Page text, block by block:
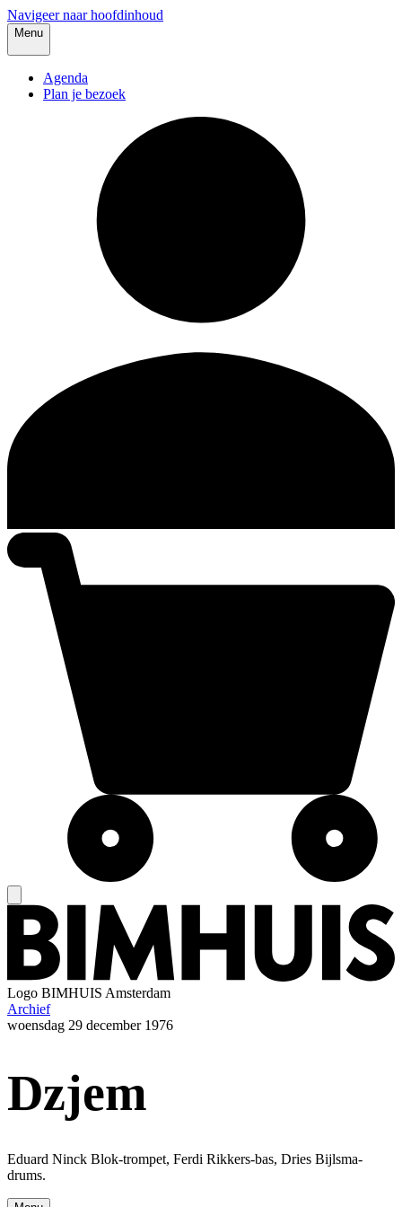
Navigeer naar hoofdinhoud
Menu
Agenda
Plan je bezoek
Logo BIMHUIS Amsterdam
Archief
woensdag 29 december 1976
Dzjem
Eduard Ninck Blok-trompet, Ferdi Rikkers-bas, Dries Bijlsma-
drums.